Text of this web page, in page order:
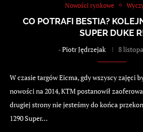
Nowości rynkowe
CO POTRAFI BESTIA?
SUPER DUKE
-Piotr Jędrzejak 8
W czasie targów Eicma, gdy wszyscy zajęci
nowości na 2014, KTM postanowił
drugiej strony nie jesteśmy do końca
1290 Super…